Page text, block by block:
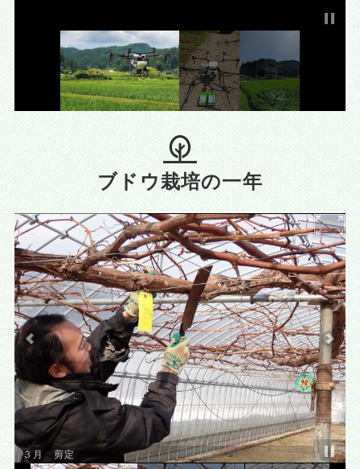
ブドウ栽培の一年
３月 剪定